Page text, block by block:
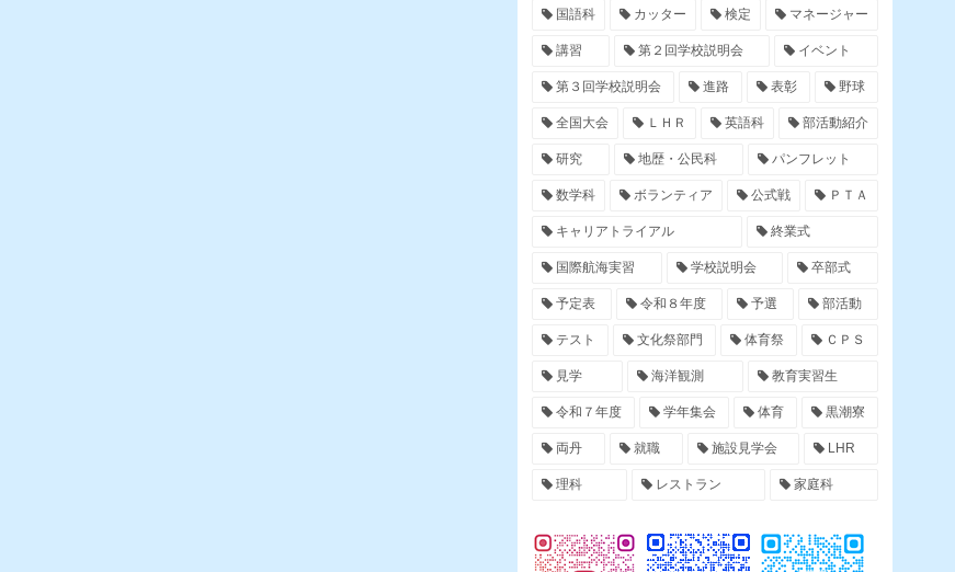
国語科 カッター 検定 マネージャー
講習 第２回学校説明会 イベント
第３回学校説明会 進路 表彰 野球
全国大会 ＬＨＲ 英語科 部活動紹介
研究 地歴・公民科 パンフレット
数学科 ボランティア 公式戦 ＰＴＡ
キャリアトライアル 終業式
国際航海実習 学校説明会 卒部式
予定表 令和８年度 予選 部活動
テスト 文化祭部門 体育祭 ＣＰＳ
見学 海洋観測 教育実習生
令和７年度 学年集会 体育 黒潮寮
両丹 就職 施設見学会 LHR
理科 レストラン 家庭科